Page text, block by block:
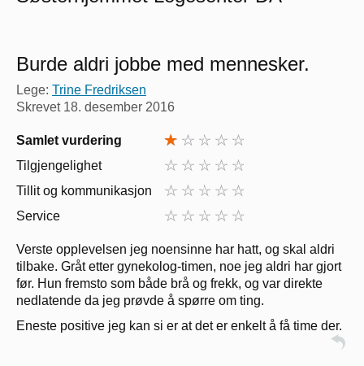
Burde aldri jobbe med mennesker.
Lege: Trine Fredriksen
Skrevet 18. desember 2016
Samlet vurdering
Tilgjengelighet
Tillit og kommunikasjon
Service
Verste opplevelsen jeg noensinne har hatt, og skal aldri
tilbake. Gråt etter gynekolog-timen, noe jeg aldri har gjort
før. Hun fremsto som både brå og frekk, og var direkte
nedlatende da jeg prøvde å spørre om ting.
Eneste positive jeg kan si er at det er enkelt å få time der.